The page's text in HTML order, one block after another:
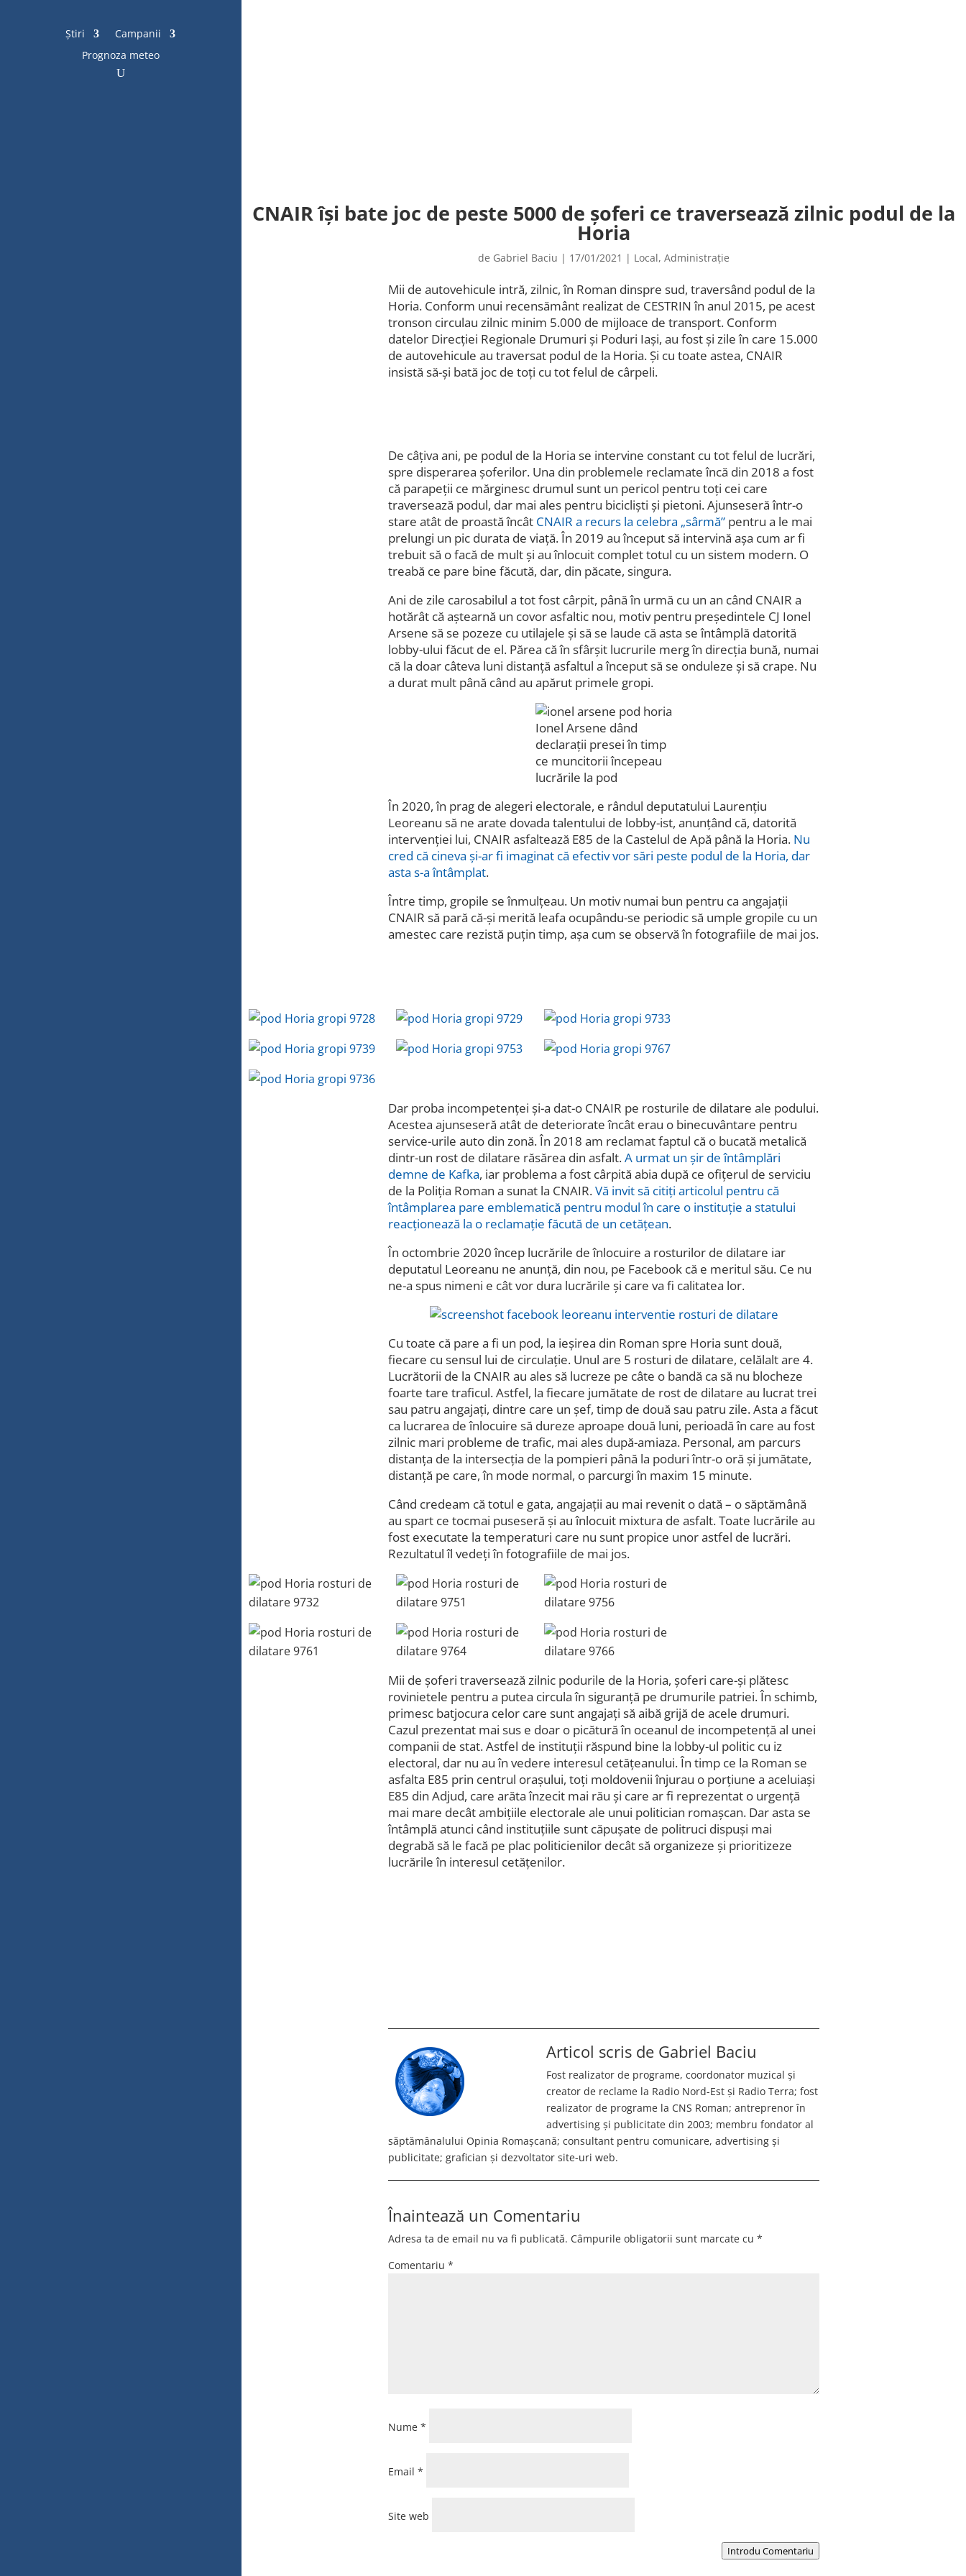
Știri
Campanii
Prognoza meteo
CNAIR își bate joc de peste 5000 de șoferi ce traversează zilnic podul de la
Horia
de Gabriel Baciu | 17/01/2021 | Local, Administrație
Mii de autovehicule intră, zilnic, în Roman dinspre sud, traversând podul de la
Horia. Conform unui recensământ realizat de CESTRIN în anul 2015, pe acest
tronson circulau zilnic minim 5.000 de mijloace de transport. Conform
datelor Direcției Regionale Drumuri și Poduri Iași, au fost și zile în care 15.000
de autovehicule au traversat podul de la Horia. Și cu toate astea, CNAIR
insistă să-și bată joc de toți cu tot felul de cârpeli.
De câțiva ani, pe podul de la Horia se intervine constant cu tot felul de lucrări,
spre disperarea șoferilor. Una din problemele reclamate încă din 2018 a fost
că parapeții ce mărginesc drumul sunt un pericol pentru toți cei care
traversează podul, dar mai ales pentru bicicliști și pietoni. Ajunseseră într-o
stare atât de proastă încât CNAIR a recurs la celebra „sârmă” pentru a le mai
prelungi un pic durata de viață. În 2019 au început să intervină așa cum ar fi
trebuit să o facă de mult și au înlocuit complet totul cu un sistem modern. O
treabă ce pare bine făcută, dar, din păcate, singura.
Ani de zile carosabilul a tot fost cârpit, până în urmă cu un an când CNAIR a
hotărât că aștearnă un covor asfaltic nou, motiv pentru președintele CJ Ionel
Arsene să se pozeze cu utilajele și să se laude că asta se întâmplă datorită
lobby-ului făcut de el. Părea că în sfârșit lucrurile merg în direcția bună, numai
că la doar câteva luni distanță asfaltul a început să se onduleze și să crape. Nu
a durat mult până când au apărut primele gropi.
Ionel Arsene dând
declarații presei în timp
ce muncitorii începeau
lucrările la pod
În 2020, în prag de alegeri electorale, e rândul deputatului Laurențiu
Leoreanu să ne arate dovada talentului de lobby-ist, anunțând că, datorită
intervenției lui, CNAIR asfaltează E85 de la Castelul de Apă până la Horia. Nu
cred că cineva și-ar fi imaginat că efectiv vor sări peste podul de la Horia, dar
asta s-a întâmplat.
Între timp, gropile se înmulțeau. Un motiv numai bun pentru ca angajații
CNAIR să pară că-și merită leafa ocupându-se periodic să umple gropile cu un
amestec care rezistă puțin timp, așa cum se observă în fotografiile de mai jos.
Dar proba incompetenței și-a dat-o CNAIR pe rosturile de dilatare ale podului.
Acestea ajunseseră atât de deteriorate încât erau o binecuvântare pentru
service-urile auto din zonă. În 2018 am reclamat faptul că o bucată metalică
dintr-un rost de dilatare răsărea din asfalt.A urmat un șir de întâmplări
demne de Kafka, iar problema a fost cârpită abia după ce ofițerul de serviciu
de la Poliția Roman a sunat la CNAIR.Vă invit să citiți articolul pentru că
întâmplarea pare emblematică pentru modul în care o instituție a statului
reacționează la o reclamație făcută de un cetățean.
În octombrie 2020 încep lucrările de înlocuire a rosturilor de dilatare iar
deputatul Leoreanu ne anunță, din nou, pe Facebook că e meritul său. Ce nu
ne-a spus nimeni e cât vor dura lucrările și care va fi calitatea lor.
Cu toate că pare a fi un pod, la ieșirea din Roman spre Horia sunt două,
fiecare cu sensul lui de circulație. Unul are 5 rosturi de dilatare, celălalt are 4.
Lucrătorii de la CNAIR au ales să lucreze pe câte o bandă ca să nu blocheze
foarte tare traficul. Astfel, la fiecare jumătate de rost de dilatare au lucrat trei
sau patru angajați, dintre care un șef, timp de două sau patru zile. Asta a făcut
ca lucrarea de înlocuire să dureze aproape două luni, perioadă în care au fost
zilnic mari probleme de trafic, mai ales după-amiaza. Personal, am parcurs
distanța de la intersecția de la pompieri până la poduri într-o oră și jumătate,
distanță pe care, în mode normal, o parcurgi în maxim 15 minute.
Când credeam că totul e gata, angajații au mai revenit o dată – o săptămână
au spart ce tocmai puseseră și au înlocuit mixtura de asfalt. Toate lucrările au
fost executate la temperaturi care nu sunt propice unor astfel de lucrări.
Rezultatul îl vedeți în fotografiile de mai jos.
Mii de șoferi traversează zilnic podurile de la Horia, șoferi care-și plătesc
rovinietele pentru a putea circula în siguranță pe drumurile patriei. În schimb,
primesc batjocura celor care sunt angajați să aibă grijă de acele drumuri.
Cazul prezentat mai sus e doar o picătură în oceanul de incompetență al unei
companii de stat. Astfel de instituții răspund bine la lobby-ul politic cu iz
electoral, dar nu au în vedere interesul cetățeanului. În timp ce la Roman se
asfalta E85 prin centrul orașului, toți moldovenii înjurau o porțiune a aceluiași
E85 din Adjud, care arăta înzecit mai rău și care ar fi reprezentat o urgență
mai mare decât ambițiile electorale ale unui politician romașcan. Dar asta se
întâmplă atunci când instituțiile sunt căpușate de politruci dispuși mai
degrabă să le facă pe plac politicienilor decât să organizeze și prioritizeze
lucrările în interesul cetățenilor.
Articol scris de Gabriel Baciu
Fost realizator de programe, coordonator muzical și
creator de reclame la Radio Nord-Est și Radio Terra; fost
realizator de programe la CNS Roman; antreprenor în
advertising și publicitate din 2003; membru fondator al
săptămânalului Opinia Romașcană; consultant pentru comunicare, advertising și
publicitate; grafician și dezvoltator site-uri web.
Înaintează un Comentariu
Adresa ta de email nu va fi publicată. Câmpurile obligatorii sunt marcate cu *
Comentariu *
Nume *
Email *
Site web
Introdu Comentariu